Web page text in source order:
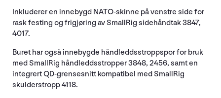
Inkluderer en innebygd NATO-skinne på venstre side for
rask festing og frigjøring av SmallRig sidehåndtak 3847,
4017.
Buret har også innebygde håndleddsstroppspor for bruk
med SmallRig håndleddsstropper 3848, 2456, samt en
integrert QD-grensesnitt kompatibel med SmallRig
skulderstropp 4118.